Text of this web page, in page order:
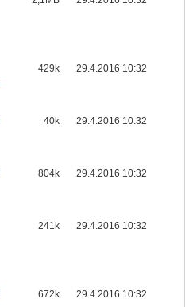
429k 29.4.2016 10:32
40k 29.4.2016 10:32
804k 29.4.2016 10:32
241k 29.4.2016 10:32
672k 29.4.2016 10:32